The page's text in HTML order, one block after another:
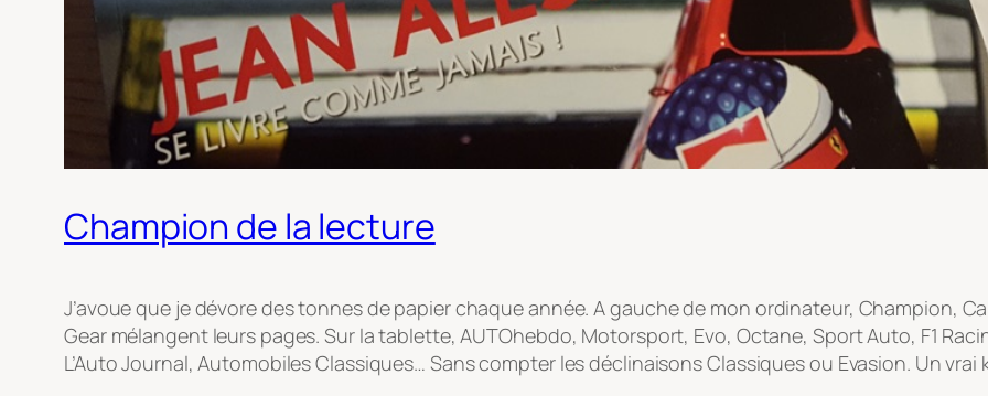
Champion de la lecture
J’avoue que je dévore des tonnes de papier chaque année. A gauche de mon ordinateur, Champion,
Gear mélangent leurs pages. Sur la tablette, AUTOhebdo, Motorsport, Evo, Octane, Sport Auto, F1
L’Auto Journal, Automobiles Classiques… Sans compter les déclinaisons Classiques ou Evasion. Un